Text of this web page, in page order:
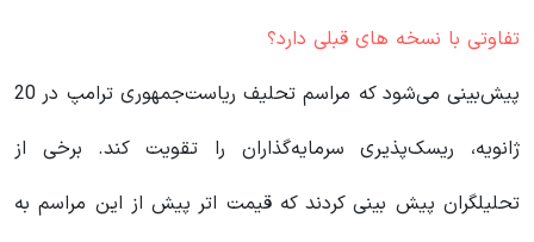
تفاوتی با نسخه های قبلی دارد؟
پیش‌بینی می‌شود که مراسم تحلیف ریاست‌جمهوری ترامپ در 20
ژانویه، ریسک‌پذیری سرمایه‌گذاران را تقویت کند. برخی از
تحلیلگران پیش بینی کردند که قیمت اتر پیش از این مراسم به